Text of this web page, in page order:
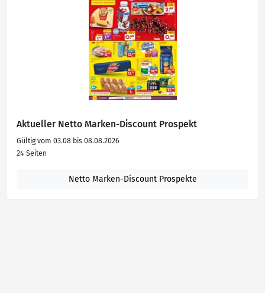
Aktueller Netto Marken-Discount Prospekt
Gültig vom 03.08 bis 08.08.2026
24 Seiten
Netto Marken-Discount Prospekte